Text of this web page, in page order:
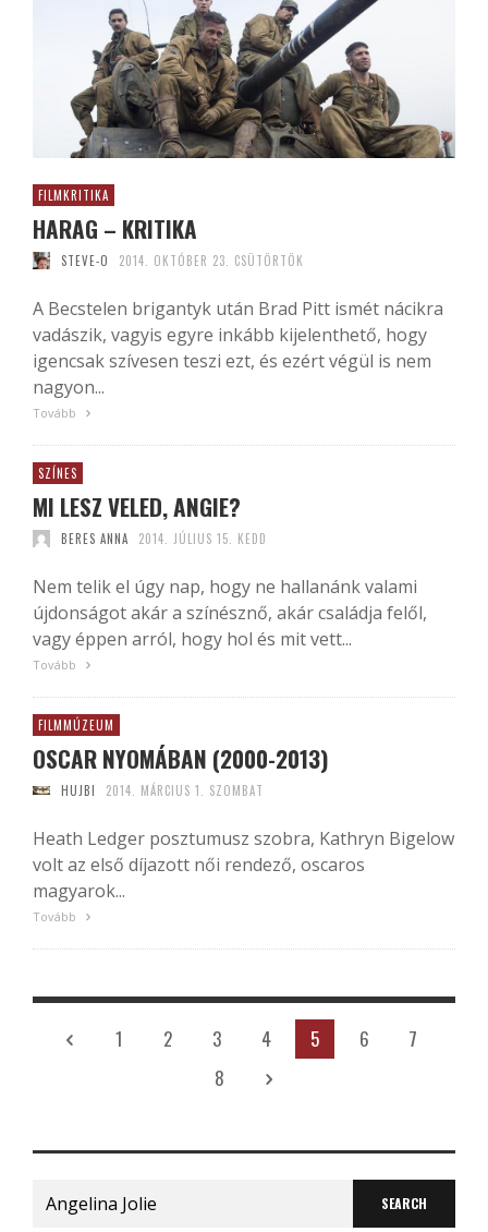
FILMKRITIKA
HARAG – KRITIKA
STEVE-O 2014. OKTÓBER 23. CSÜTÖRTÖK
A Becstelen brigantyk után Brad Pitt ismét nácikra
vadászik, vagyis egyre inkább kijelenthető, hogy
igencsak szívesen teszi ezt, és ezért végül is nem
nagyon...
Tovább
SZÍNES
MI LESZ VELED, ANGIE?
BERES ANNA 2014. JÚLIUS 15. KEDD
Nem telik el úgy nap, hogy ne hallanánk valami
újdonságot akár a színésznő, akár családja felől,
vagy éppen arról, hogy hol és mit vett...
Tovább
FILMMÚZEUM
OSCAR NYOMÁBAN (2000-2013)
HUJBI 2014. MÁRCIUS 1. SZOMBAT
Heath Ledger posztumusz szobra, Kathryn Bigelow
volt az első díjazott női rendező, oscaros
magyarok...
Tovább
1 2 3 4 5 6
7
8
Search
for: